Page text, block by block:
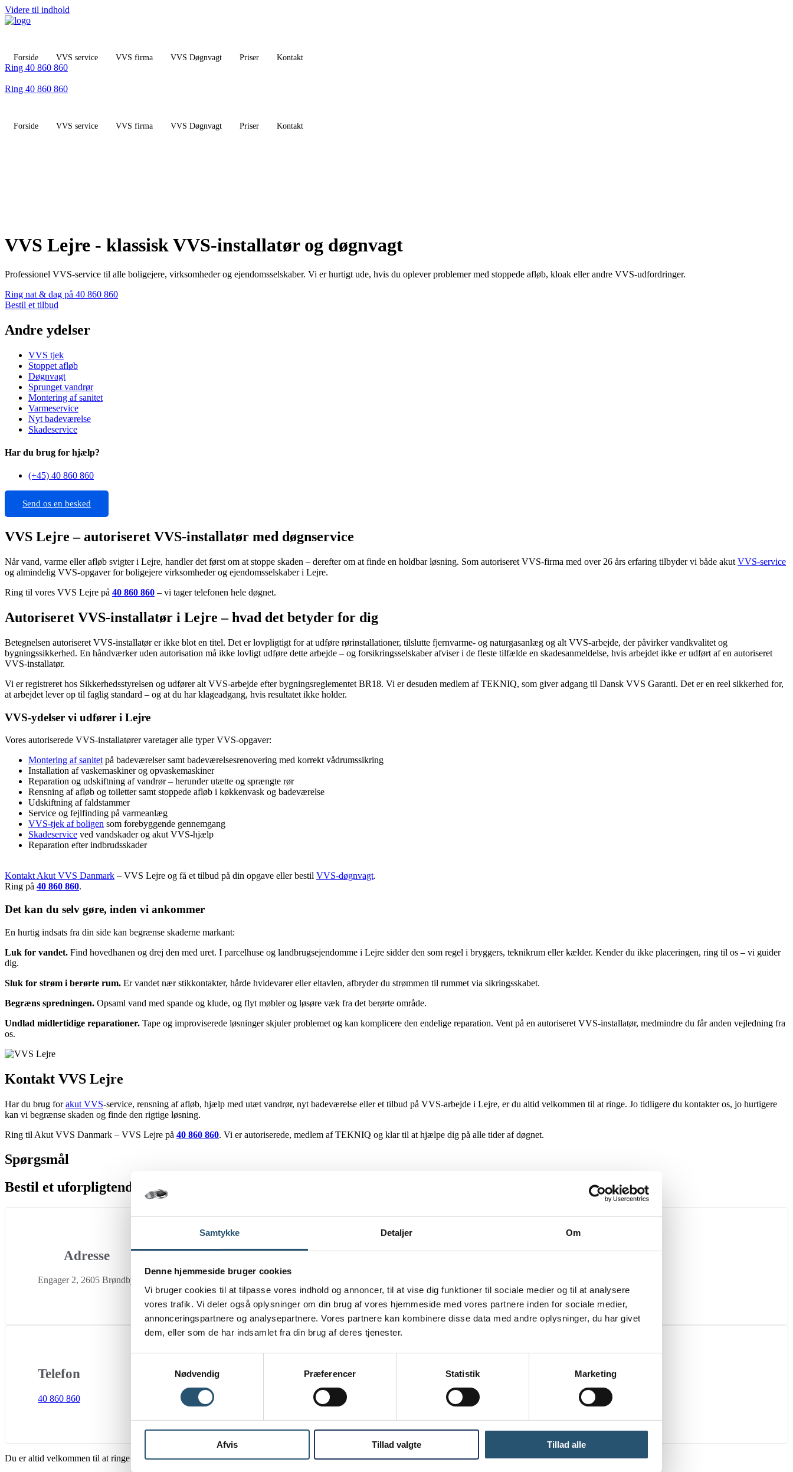
Samtykke Detaljer Om
Denne hjemmeside bruger cookies
Vi bruger cookies til at tilpasse vores indhold og annoncer, til at vise dig funktioner til sociale medier og til at analysere
vores trafik. Vi deler også oplysninger om din brug af vores hjemmeside med vores partnere inden for sociale medier,
annonceringspartnere og analysepartnere. Vores partnere kan kombinere disse data med andre oplysninger, du har givet
dem, eller som de har indsamlet fra din brug af deres tjenester.
Nødvendig
Præferencer Statistik Marketing
Afvis Tillad valgte Tillad alle
Videre til indhold
Forside VVS service VVS firma VVS Døgnvagt Priser Kontakt
Ring 40 860 860
Ring 40 860 860
Forside VVS service VVS firma VVS Døgnvagt Priser Kontakt
VVS Lejre - klassisk VVS-installatør og døgnvagt
Professionel VVS-service til alle boligejere, virksomheder og ejendomsselskaber. Vi er hurtigt ude, hvis du oplever problemer med stoppede afløb, kloak eller andre VVS-udfordringer.
Ring nat & dag på 40 860 860
Bestil et tilbud
Andre ydelser
VVS tjek
Stoppet afløb
Døgnvagt
Sprunget vandrør
Montering af sanitet
Varmeservice
Nyt badeværelse
Skadeservice
Har du brug for hjælp?
(+45) 40 860 860
Send os en besked
VVS Lejre – autoriseret VVS-installatør med døgnservice
Når vand, varme eller afløb svigter i Lejre, handler det først om at stoppe skaden – derefter om at finde en holdbar løsning. Som autoriseret VVS-firma med over 26 års erfaring tilbyder vi både akut VVS-service
og almindelig VVS-opgaver for boligejere virksomheder og ejendomsselskaber i Lejre.
Ring til vores VVS Lejre på 40 860 860 – vi tager telefonen hele døgnet.
Autoriseret VVS-installatør i Lejre – hvad det betyder for dig
Betegnelsen autoriseret VVS-installatør er ikke blot en titel. Det er lovpligtigt for at udføre rørinstallationer, tilslutte fjernvarme- og naturgasanlæg og alt VVS-arbejde, der påvirker vandkvalitet og
bygningssikkerhed. En håndværker uden autorisation må ikke lovligt udføre dette arbejde – og forsikringsselskaber afviser i de fleste tilfælde en skadesanmeldelse, hvis arbejdet ikke er udført af en autoriseret
VVS-installatør.
Vi er registreret hos Sikkerhedsstyrelsen og udfører alt VVS-arbejde efter bygningsreglementet BR18. Vi er desuden medlem af TEKNIQ, som giver adgang til Dansk VVS Garanti. Det er en reel sikkerhed for,
at arbejdet lever op til faglig standard – og at du har klageadgang, hvis resultatet ikke holder.
VVS-ydelser vi udfører i Lejre
Vores autoriserede VVS-installatører varetager alle typer VVS-opgaver:
Montering af sanitet på badeværelser samt badeværelsesrenovering med korrekt vådrumssikring
Installation af vaskemaskiner og opvaskemaskiner
Reparation og udskiftning af vandrør – herunder utætte og sprængte rør
Rensning af afløb og toiletter samt stoppede afløb i køkkenvask og badeværelse
Udskiftning af faldstammer
Service og fejlfinding på varmeanlæg
VVS-tjek af boligen som forebyggende gennemgang
Skadeservice ved vandskader og akut VVS-hjælp
Reparation efter indbrudsskader
Kontakt Akut VVS Danmark – VVS Lejre og få et tilbud på din opgave eller bestil VVS-døgnvagt.
Ring på 40 860 860.
Det kan du selv gøre, inden vi ankommer
En hurtig indsats fra din side kan begrænse skaderne markant:
Luk for vandet. Find hovedhanen og drej den med uret. I parcelhuse og landbrugsejendomme i Lejre sidder den som regel i bryggers, teknikrum eller kælder. Kender du ikke placeringen, ring til os – vi guider
dig.
Sluk for strøm i berørte rum. Er vandet nær stikkontakter, hårde hvidevarer eller eltavlen, afbryder du strømmen til rummet via sikringsskabet.
Begræns spredningen. Opsaml vand med spande og klude, og flyt møbler og løsøre væk fra det berørte område.
Undlad midlertidige reparationer. Tape og improviserede løsninger skjuler problemet og kan komplicere den endelige reparation. Vent på en autoriseret VVS-installatør, medmindre du får anden vejledning fra
os.
Kontakt VVS Lejre
Har du brug forakut VVS-service, rensning af afløb, hjælp med utæt vandrør, nyt badeværelse eller et tilbud på VVS-arbejde i Lejre, er du altid velkommen til at ringe. Jo tidligere du kontakter os, jo hurtigere
kan vi begrænse skaden og finde den rigtige løsning.
Ring til Akut VVS Danmark – VVS Lejre på 40 860 860. Vi er autoriserede, medlem af TEKNIQ og klar til at hjælpe dig på alle tider af døgnet.
Spørgsmål
Bestil et uforpligtende tilbud
Adresse
Engager 2, 2605 Brøndby
Telefon
40 860 860
Du er altid velkommen til at ringe til os 24 timer i døgnet, hvis du har spørgsmål eller brug for hjælp – vi har VVS-autorisation ogVVS døgnvagti hele Danmark.